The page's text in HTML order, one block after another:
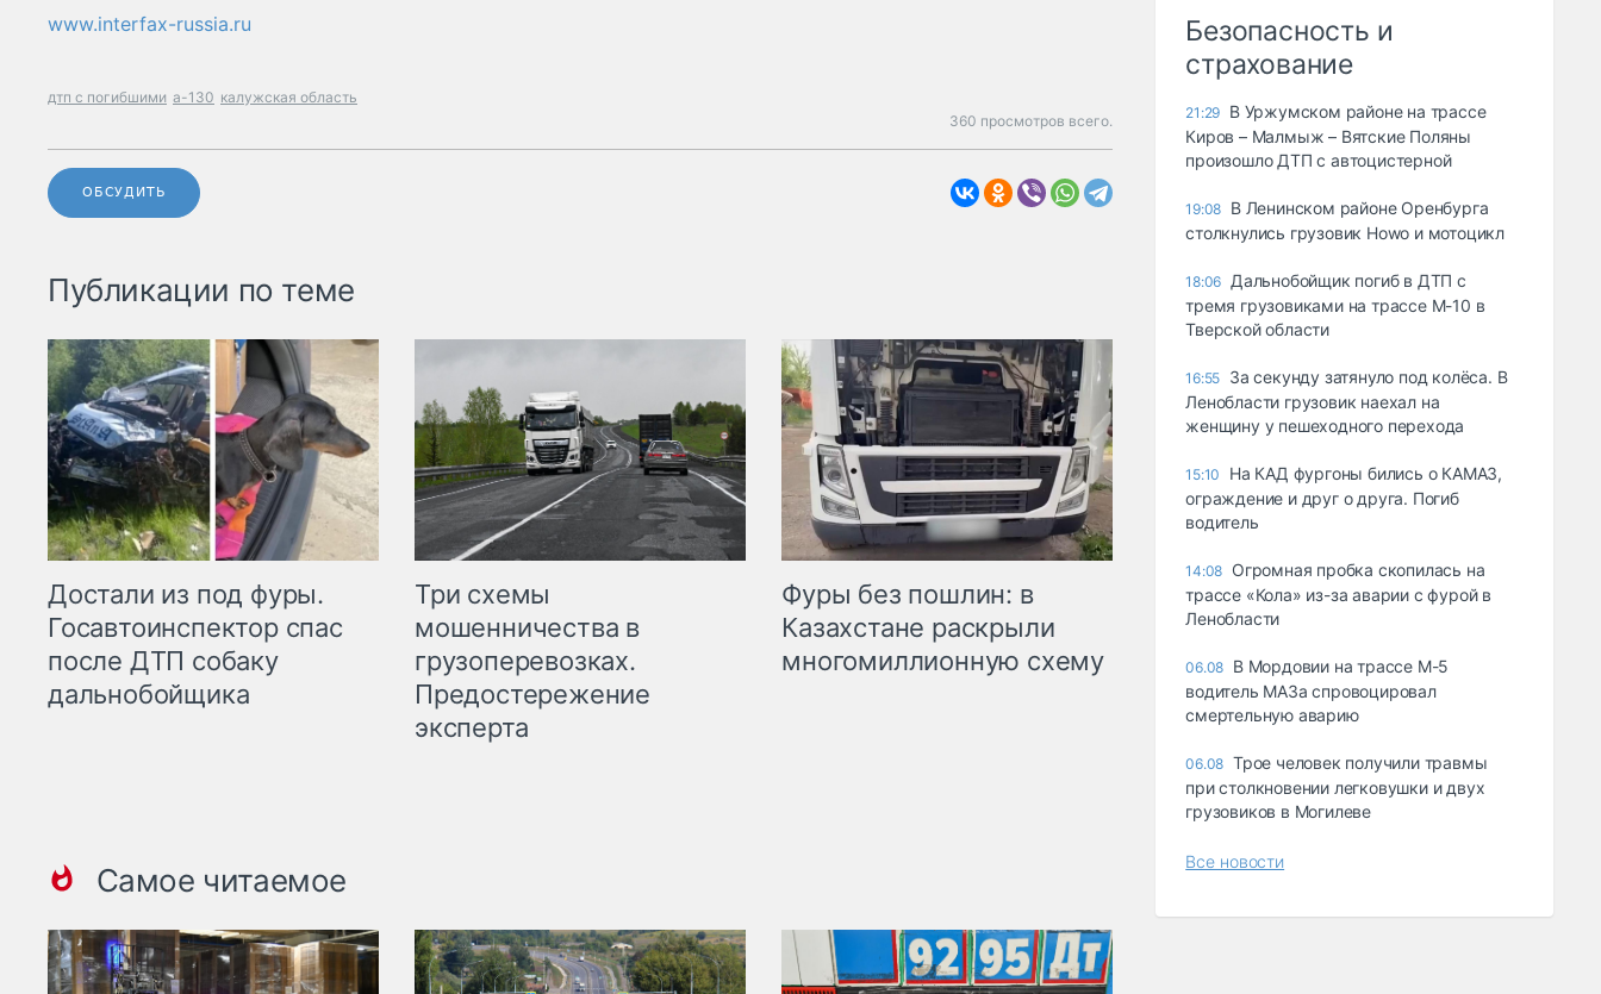
www.interfax-russia.ru
дтп с погибшими а-130 калужская область
360 просмотров всего.
ОБСУДИТЬ
Публикации по теме
Достали из под фуры.
Госавтоинспектор спас
после ДТП собаку
дальнобойщика
Три схемы
мошенничества в
грузоперевозках.
Предостережение
эксперта
Фуры без пошлин: в
Казахстане раскрыли
многомиллионную схему
Самое читаемое
Безопасность и
страхование
21:29 В Уржумском районе на трассе
Киров – Малмыж – Вятские Поляны
произошло ДТП с автоцистерной
19:08 В Ленинском районе Оренбурга
столкнулись грузовик Howo и мотоцикл
18:06 Дальнобойщик погиб в ДТП с
тремя грузовиками на трассе М-10 в
Тверской области
16:55 За секунду затянуло под колёса. В
Ленобласти грузовик наехал на
женщину у пешеходного перехода
15:10
На КАД фургоны бились о КАМАЗ,
ограждение и друг о друга. Погиб
водитель
14:08 Огромная пробка скопилась на
трассе «Кола» из-за аварии с фурой в
Ленобласти
06.08 В Мордовии на трассе М-5
водитель МАЗа спровоцировал
смертельную аварию
06.08 Трое человек получили травмы
при столкновении легковушки и двух
грузовиков в Могилеве
Все новости